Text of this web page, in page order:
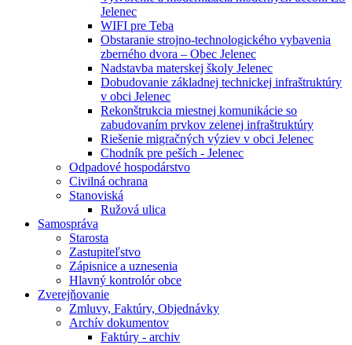
Jelenec
WIFI pre Teba
Obstaranie strojno-technologického vybavenia
zberného dvora – Obec Jelenec
Nadstavba materskej školy Jelenec
Dobudovanie základnej technickej infraštruktúry
v obci Jelenec
Rekonštrukcia miestnej komunikácie so
zabudovaním prvkov zelenej infraštruktúry
Riešenie migračných výziev v obci Jelenec
Chodník pre peších - Jelenec
Odpadové hospodárstvo
Civilná ochrana
Stanoviská
Ružová ulica
Samospráva
Starosta
Zastupiteľstvo
Zápisnice a uznesenia
Hlavný kontrolór obce
Zverejňovanie
Zmluvy, Faktúry, Objednávky
Archív dokumentov
Faktúry - archiv